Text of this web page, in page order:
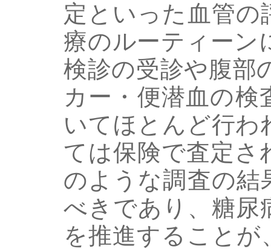
定といった血管の
療のルーティーン
検診の受診や腹部
カー・便潜血の検
いてほとんど行わ
ては保険で査定さ
のような調査の結
べきであり、糖尿
を推進することが